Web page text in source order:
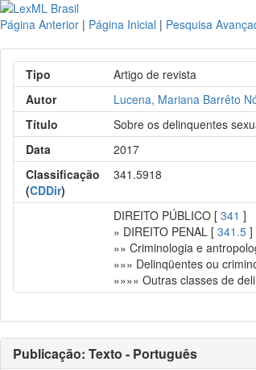
Página Anterior | Página Inicial | Pesquisa
Tipo
Artigo de revista
Autor
Lucena, Mariana Barrêto
Título
Sobre os delinquentes
Data
2017
Classificação
(CDDir)
341.5918
DIREITO PÚBLICO [341 ]
» DIREITO PENAL [341.5 ]
»» Criminologia e
»»» Delinqüentes ou
»»»» Outras classes de
Publicação: Texto - Português